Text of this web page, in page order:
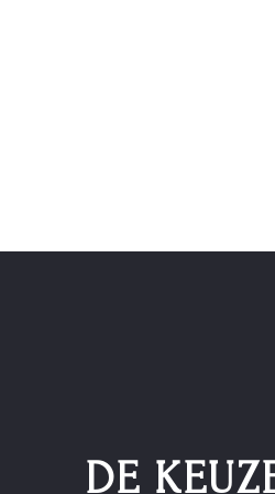
DE